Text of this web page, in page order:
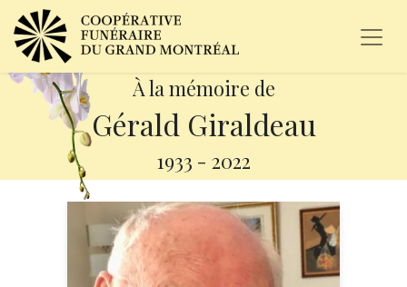
À la mémoire de
Gérald Giraldeau
1933 - 2022